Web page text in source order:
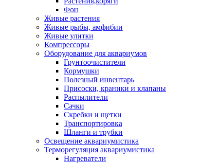
Фон
Живые растения
Живые рыбы, амфибии
Живые улитки
Компрессоры
Оборудование для аквариумов
Грунтоочистители
Кормушки
Полезный инвентарь
Присоски, краники и клапаны
Распылители
Сачки
Скребки и щетки
Транспортировка
Шланги и трубки
Освещение аквариумистика
Терморегуляция аквариумистика
Нагреватели